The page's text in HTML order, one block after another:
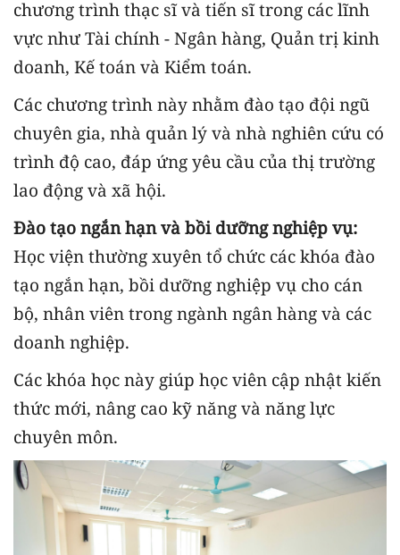
chương trình thạc sĩ và tiến sĩ trong các lĩnh
vực như Tài chính - Ngân hàng, Quản trị kinh
doanh, Kế toán và Kiểm toán.
Các chương trình này nhằm đào tạo đội ngũ
chuyên gia, nhà quản lý và nhà nghiên cứu có
trình độ cao, đáp ứng yêu cầu của thị trường
lao động và xã hội.
Đào tạo ngắn hạn và bồi dưỡng nghiệp vụ:
Học viện thường xuyên tổ chức các khóa đào
tạo ngắn hạn, bồi dưỡng nghiệp vụ cho cán
bộ, nhân viên trong ngành ngân hàng và các
doanh nghiệp.
Các khóa học này giúp học viên cập nhật kiến
thức mới, nâng cao kỹ năng và năng lực
chuyên môn.